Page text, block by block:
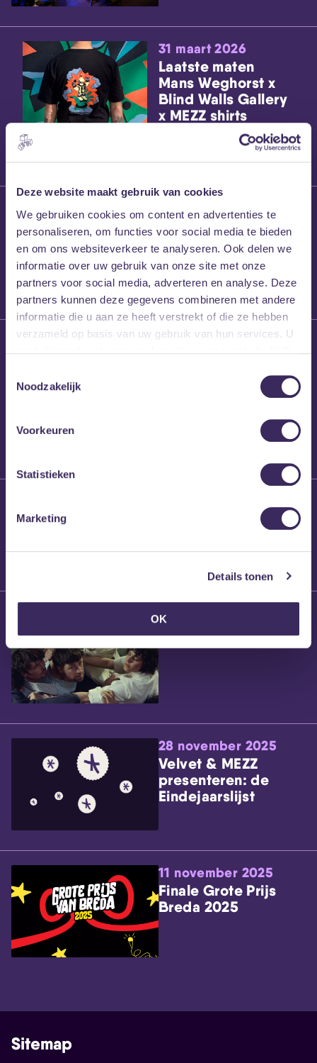
Deze website maakt gebruik van cookies
We gebruiken cookies om content en advertenties te
personaliseren, om functies voor social media te bieden
en om ons websiteverkeer te analyseren. Ook delen we
informatie over uw gebruik van onze site met onze
partners voor social media, adverteren en analyse. Deze
partners kunnen deze gegevens combineren met andere
informatie die u aan ze heeft verstrekt of die ze hebben
verzameld op basis van uw gebruik van hun services. U
Noodzakelijk
Voorkeuren
Statistieken
Marketing
Details tonen
OK
31 maart 2026
Laatste maten
Mans Weghorst x
Blind Walls Gallery
x MEZZ shirts
27 maart 2026
Willem’s Blog:
Frans Kalf
26 maart 2026
Brennt Vanneste
24 maart 2026
Willem’s Blog: Ão
28 november 2025
Velvet & MEZZ
presenteren: de
Eindejaarslijst
11 november 2025
Finale Grote Prijs
Breda 2025
Sitemap